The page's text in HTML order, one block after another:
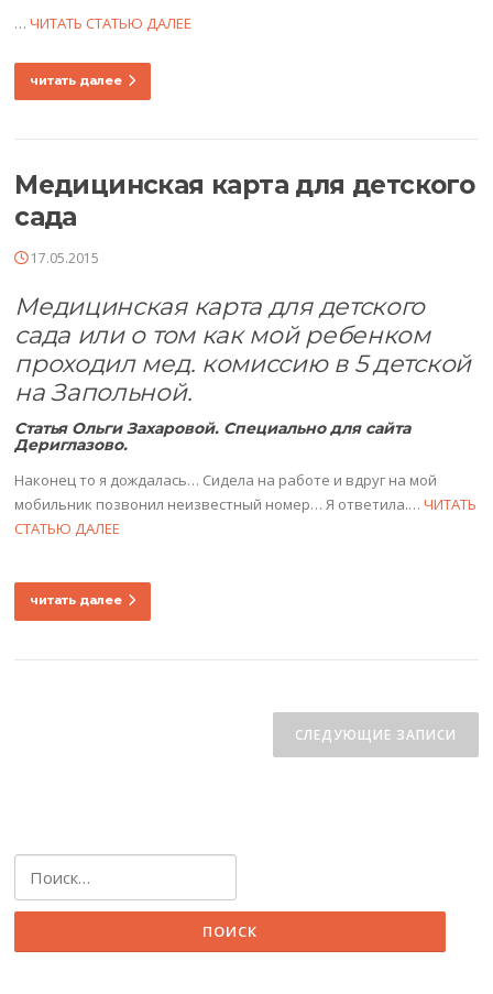
…ЧИТАТЬ СТАТЬЮ ДАЛЕЕ
читать далее
Медицинская карта для детского
сада
17.05.2015
Медицинская карта для детского
сада или о том как мой ребенком
проходил мед. комиссию в 5 детской
на Запольной.
Статья Ольги Захаровой. Специально для сайта
Дериглазово.
Наконец то я дождалась… Сидела на работе и вдруг на мой
мобильник позвонил неизвестный номер… Я ответила.…ЧИТАТЬ
СТАТЬЮ ДАЛЕЕ
читать далее
СЛЕДУЮЩИЕ ЗАПИСИ